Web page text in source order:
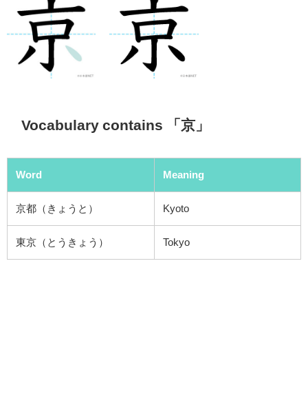
Vocabulary contains 「京」
Word Meaning
京都（きょうと） Kyoto
東京（とうきょう） Tokyo